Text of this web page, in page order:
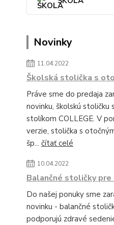
Novinky
11.04.2022
Školská stolička s
Práve sme do predaja
novinku, školskú stoličku
stolíkom COLLEGE. V
verzie, stolička s
šp... čítať celé
10.04.2022
Balančné stoličky pre
Do našej ponuky sme
novinku - balančné
podporujú zdravé